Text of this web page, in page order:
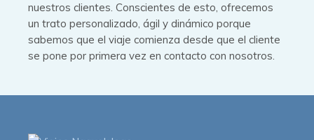
nuestros clientes. Conscientes de esto, ofrecemos
un trato personalizado, ágil y dinámico porque
sabemos que el viaje comienza desde que el cliente
se pone por primera vez en contacto con nosotros.